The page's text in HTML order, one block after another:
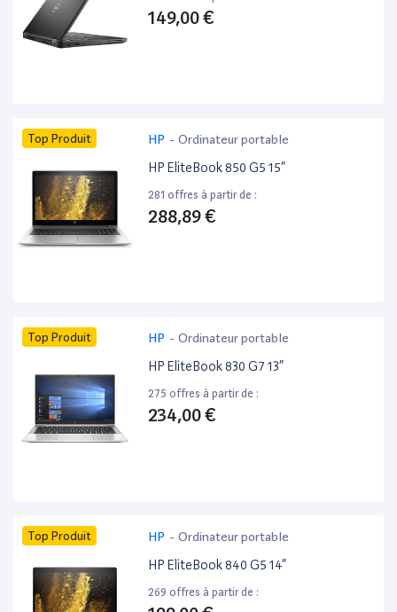
149,00 €
Top Produit HP - Ordinateur portable
HP EliteBook 850 G5 15”
281 offres à partir de :
288,89 €
Top Produit HP - Ordinateur portable
HP EliteBook 830 G7 13”
275 offres à partir de :
234,00 €
Top Produit HP - Ordinateur portable
HP EliteBook 840 G5 14”
269 offres à partir de :